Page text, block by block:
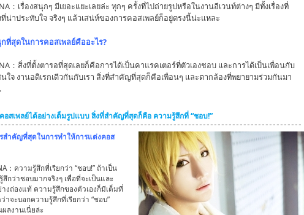
：เรื่องสนุกๆ มีเยอะแยะเลยล่ะ ทุกๆ ครั้งที่ไปถ่ายรูปหรือในงานอีเวนท์ต่างๆ มีทั้งเรื่องที่
น่าประทับใจ จริงๆ แล้วเสน่ห์ของการคอสเพลย์ก็อยู่ตรงนี้น่ะแหละ
ที่สุดในการคอสเพลย์คืออะไร?
：สิ่งที่ตั้งตารอที่สุดเลยก็คือการได้เป็นคาแรคเตอร์ที่ตัวเองชอบ และการได้เป็นเพื่อนกับ
ใจ งานอดิเรกเดีวกันกับเรา สิ่งที่สำคัญที่สุดก็คือเพื่อนๆ และตากล้องที่พยายามร่วมกันมา
อสเพลย์ได้อย่างเต็มรูปแบบ สิ่งที่สำคัญที่สุดก็คือ ความรู้สึกที่ “ชอบ!”
สำคัญที่สุดในการทำให้การแต่งคอส
：ความรู้สึกที่เรียกว่า “ชอบ!” ถ้าเป็น
สึกว่าชอบมากจริงๆ เพื่อที่จะเป็นและ
างถ่องแท้ ความรู้สึกของตัวเองก็มีเต็มที่
าจะบอกความรู้สึกที่เรียกว่า “ชอบ”
ลงานเนี่ยล่ะ